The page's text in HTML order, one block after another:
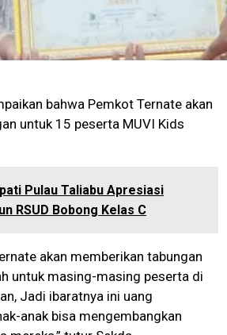
bahwa Pemkot Ternate akan
untuk 15 peserta MUVI Kids
Pulau Taliabu Apresiasi
RSUD Bobong Kelas C
akan memberikan tabungan
untuk masing-masing peserta di
Jadi ibaratnya ini uang
anak bisa mengembangkan